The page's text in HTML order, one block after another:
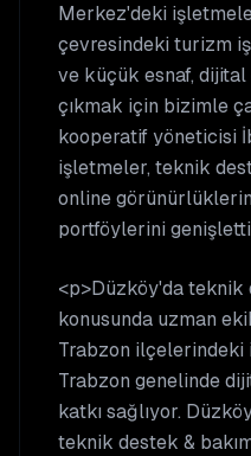
Merkez'deki
çevresindeki turizm
ve küçük esnaf,
çıkmak için bizimle
kooperatif yöneticisi
işletmeler, teknik
online
portföylerini
<p>Düzköy'da teknik
konusunda uzman
Trabzon ilçelerindeki
Trabzon genelinde
katkı sağlıyor.
teknik destek &